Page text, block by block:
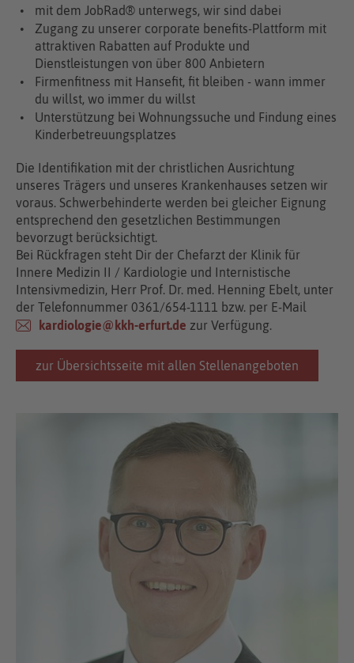
mit dem JobRad® unterwegs, wir sind dabei
Zugang zu unserer corporate benefits-Plattform mit
attraktiven Rabatten auf Produkte und
Dienstleistungen von über 800 Anbietern
Firmenfitness mit Hansefit, fit bleiben - wann immer
du willst, wo immer du willst
Unter­stützung bei Wohnungssuche und Findung eines
Kinderbetreuungsplatzes
Die Identifikation mit der christlichen Ausrichtung
unseres Trägers und unseres Kranken­hauses setzen wir
voraus. Schwerbehinderte werden bei gleicher Eignung
entsprechend den gesetzlichen Bestimmungen
bevorzugt berücksichtigt.
Bei Rückfragen steht Dir der Chefarzt der Klinik für
Innere Medizin II / Kardiologie und Internistische
Intensivmedizin, Herr Prof. Dr. med. Henning Ebelt, unter
der Telefonnummer 0361/654-1111 bzw. per E-Mail
kardiologie@kkh-erfurt.de zur Verfügung.
zur Übersichtsseite mit allen Stellenangeboten